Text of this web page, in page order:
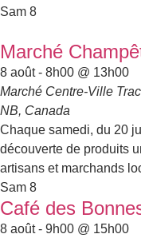
Sam 8
Marché
8 août - 8h00 @ 13h00
Marché Centre-Ville
NB, Canada
Chaque samedi, du 20
découverte de produits
artisans et marchands
Sam 8
Café des
8 août - 9h00 @ 15h00